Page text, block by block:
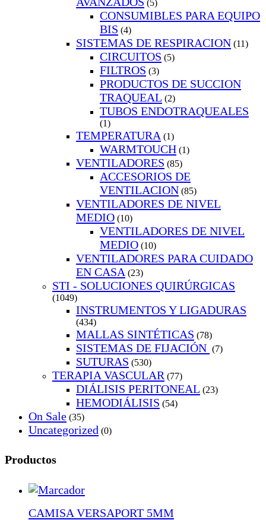
(5)
CONSUMIBLES PARA EQUIPO
BIS (4)
SISTEMAS DE RESPIRACION (11)
CIRCUITOS (5)
FILTROS (3)
PRODUCTOS DE SUCCION
TRAQUEAL (2)
TUBOS ENDOTRAQUEALES
(1)
TEMPERATURA (1)
WARMTOUCH (1)
VENTILADORES (85)
ACCESORIOS DE
VENTILACION (85)
VENTILADORES DE NIVEL
MEDIO (10)
VENTILADORES DE NIVEL
MEDIO (10)
VENTILADORES PARA CUIDADO
EN CASA (23)
STI - SOLUCIONES QUIRÚRGICAS
(1049)
INSTRUMENTOS Y LIGADURAS
(434)
MALLAS SINTÉTICAS (78)
SISTEMAS DE FIJACIÓN (7)
SUTURAS (530)
TERAPIA VASCULAR (77)
DIÁLISIS PERITONEAL (23)
HEMODIÁLISIS (54)
On Sale (35)
Uncategorized (0)
Productos
CAMISA VERSAPORT 5MM